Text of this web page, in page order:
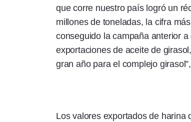
que corre nuestro país logró un
millones de toneladas, la cifra
conseguido la campaña anterior
exportaciones de aceite de
gran año para el complejo
Los valores exportados de harina